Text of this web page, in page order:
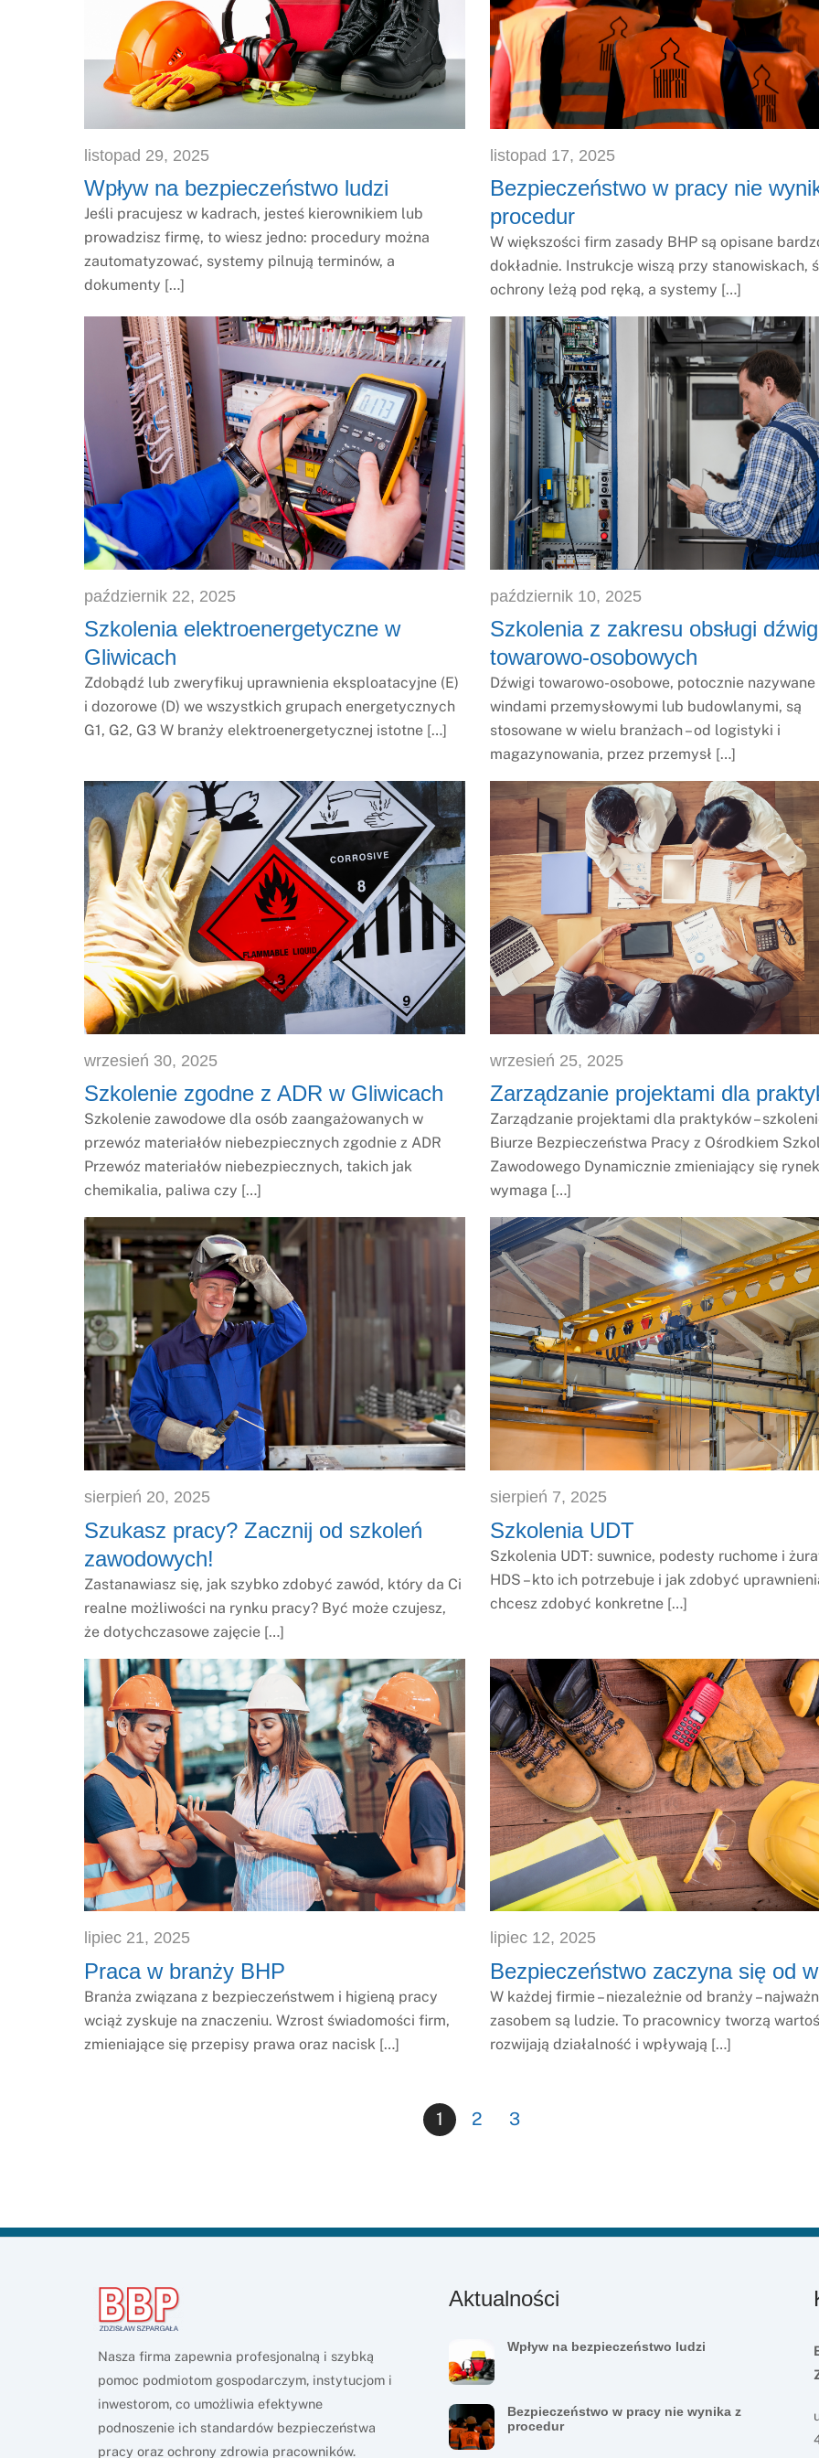
listopad 29, 2025
Wpływ na bezpieczeństwo ludzi
Jeśli pracujesz w kadrach, jesteś kierownikiem lub
prowadzisz firmę, to wiesz jedno: procedury można
zautomatyzować, systemy pilnują terminów, a
dokumenty […]
listopad 17, 2025
Bezpieczeństwo w pracy nie
procedur
W większości firm zasady BHP są opisane
dokładnie. Instrukcje wiszą przy stanowiskach,
ochrony leżą pod ręką, a systemy […]
październik 22, 2025
Szkolenia elektroenergetyczne w
Gliwicach
Zdobądź lub zweryfikuj uprawnienia eksploatacyjne (E)
i dozorowe (D) we wszystkich grupach energetycznych
G1, G2, G3 W branży elektroenergetycznej istotne […]
październik 10, 2025
Szkolenia z zakresu obsługi
towarowo-osobowych
Dźwigi towarowo-osobowe, potocznie nazywane
windami przemysłowymi lub budowlanymi, są
stosowane w wielu branżach – od logistyki i
magazynowania, przez przemysł […]
wrzesień 30, 2025
Szkolenie zgodne z ADR w Gliwicach
Szkolenie zawodowe dla osób zaangażowanych w
przewóz materiałów niebezpiecznych zgodnie z ADR
Przewóz materiałów niebezpiecznych, takich jak
chemikalia, paliwa czy […]
wrzesień 25, 2025
Zarządzanie projektami dla
Zarządzanie projektami dla praktyków –
Biurze Bezpieczeństwa Pracy z Ośrodkiem
Zawodowego Dynamicznie zmieniający się
wymaga […]
sierpień 20, 2025
Szukasz pracy? Zacznij od szkoleń
zawodowych!
Zastanawiasz się, jak szybko zdobyć zawód, który da Ci
realne możliwości na rynku pracy? Być może czujesz,
że dotychczasowe zajęcie […]
sierpień 7, 2025
Szkolenia UDT
Szkolenia UDT: suwnice, podesty ruchome i
HDS – kto ich potrzebuje i jak zdobyć
chcesz zdobyć konkretne […]
lipiec 21, 2025
Praca w branży BHP
Branża związana z bezpieczeństwem i higieną pracy
wciąż zyskuje na znaczeniu. Wzrost świadomości firm,
zmieniające się przepisy prawa oraz nacisk […]
lipiec 12, 2025
Bezpieczeństwo zaczyna się od
W każdej firmie – niezależnie od branży –
zasobem są ludzie. To pracownicy tworzą
rozwijają działalność i wpływają […]
1 2 3
Nasza firma zapewnia profesjonalną i szybką
pomoc podmiotom gospodarczym, instytucjom i
inwestorom, co umożliwia efektywne
podnoszenie ich standardów bezpieczeństwa
pracy oraz ochrony zdrowia pracowników.
Aktualności
Wpływ na bezpieczeństwo ludzi
Bezpieczeństwo w pracy nie wynika z
procedur